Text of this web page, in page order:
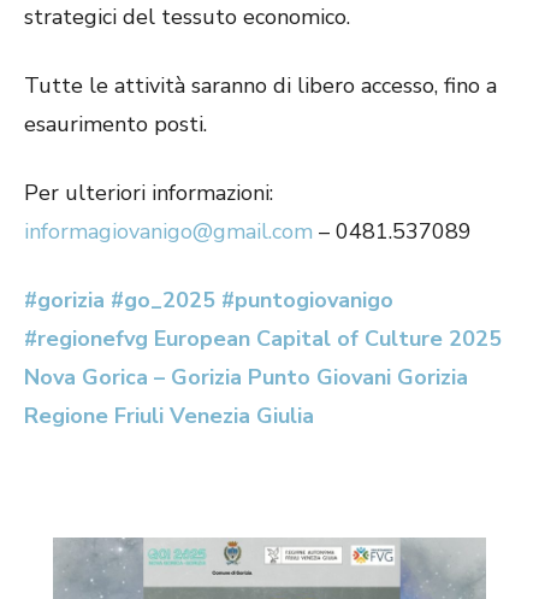
strategici del tessuto economico.
Tutte le attività saranno di libero accesso, fino a
esaurimento posti.
Per ulteriori informazioni:
informagiovanigo@gmail.com – 0481.537089
#gorizia #go_2025 #puntogiovanigo
#regionefvg European Capital of Culture 2025
Nova Gorica – Gorizia Punto Giovani Gorizia
Regione Friuli Venezia Giulia